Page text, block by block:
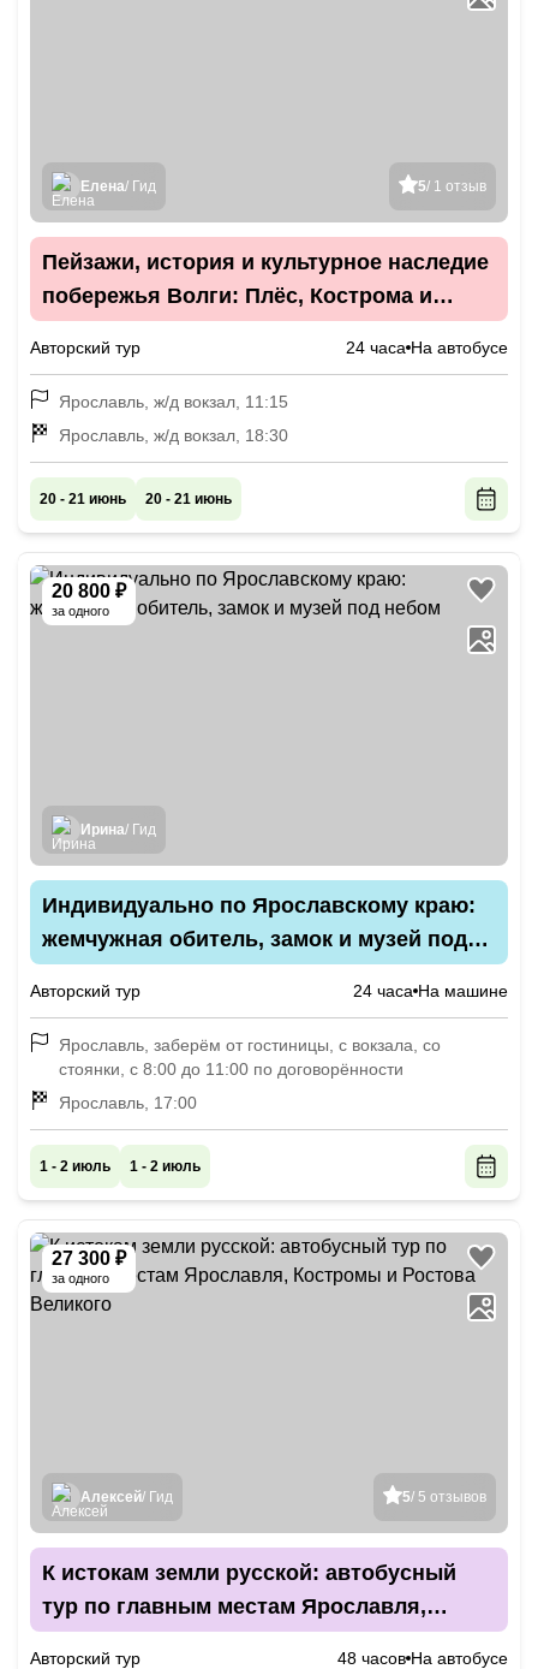
5/ 1 отзыв
Елена/ Гид
Пейзажи, история и культурное наследие
побережья Волги: Плёс, Кострома и
Авторский тур 24 часа На автобусе
Ярославль, ж/д вокзал, 11:15
Ярославль, ж/д вокзал, 18:30
20 - 21 июнь 20 - 21 июнь
20 800 ₽
за одного
Ирина/ Гид
Индивидуально по Ярославскому краю:
жемчужная обитель, замок и музей под
Авторский тур 24 часа На машине
Ярославль, заберём от гостиницы, с вокзала, со
стоянки, с 8:00 до 11:00 по договорённости
Ярославль, 17:00
1 - 2 июль 1 - 2 июль
27 300 ₽
за одного
5/ 5 отзывов
Алексей/ Гид
К истокам земли русской: автобусный
тур по главным местам Ярославля,
Авторский тур 48 часов На автобусе